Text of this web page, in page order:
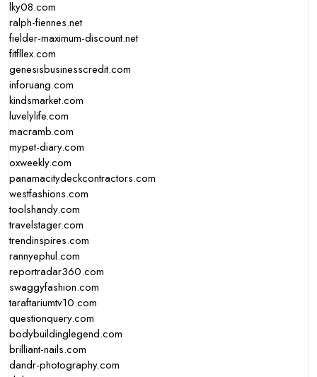
lky08.com
ralph-fiennes.net
fielder-maximum-discount.net
fitfllex.com
genesisbusinesscredit.com
inforuang.com
kindsmarket.com
luvelylife.com
macramb.com
mypet-diary.com
oxweekly.com
panamacitydeckcontractors.com
westfashions.com
toolshandy.com
travelstager.com
trendinspires.com
rannyephul.com
reportradar360.com
swaggyfashion.com
taraftariumtv10.com
questionquery.com
bodybuildinglegend.com
brilliant-nails.com
dandr-photography.com